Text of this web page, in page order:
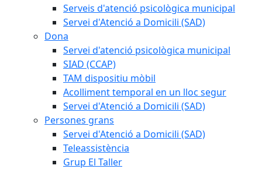
Serveis d'atenció psicològica municipal
Servei d'Atenció a Domicili (SAD)
Dona
Servei d'atenció psicològica municipal
SIAD (CCAP)
TAM dispositiu mòbil
Acolliment temporal en un lloc segur
Servei d'Atenció a Domicili (SAD)
Persones grans
Servei d'Atenció a Domicili (SAD)
Teleassistència
Grup El Taller